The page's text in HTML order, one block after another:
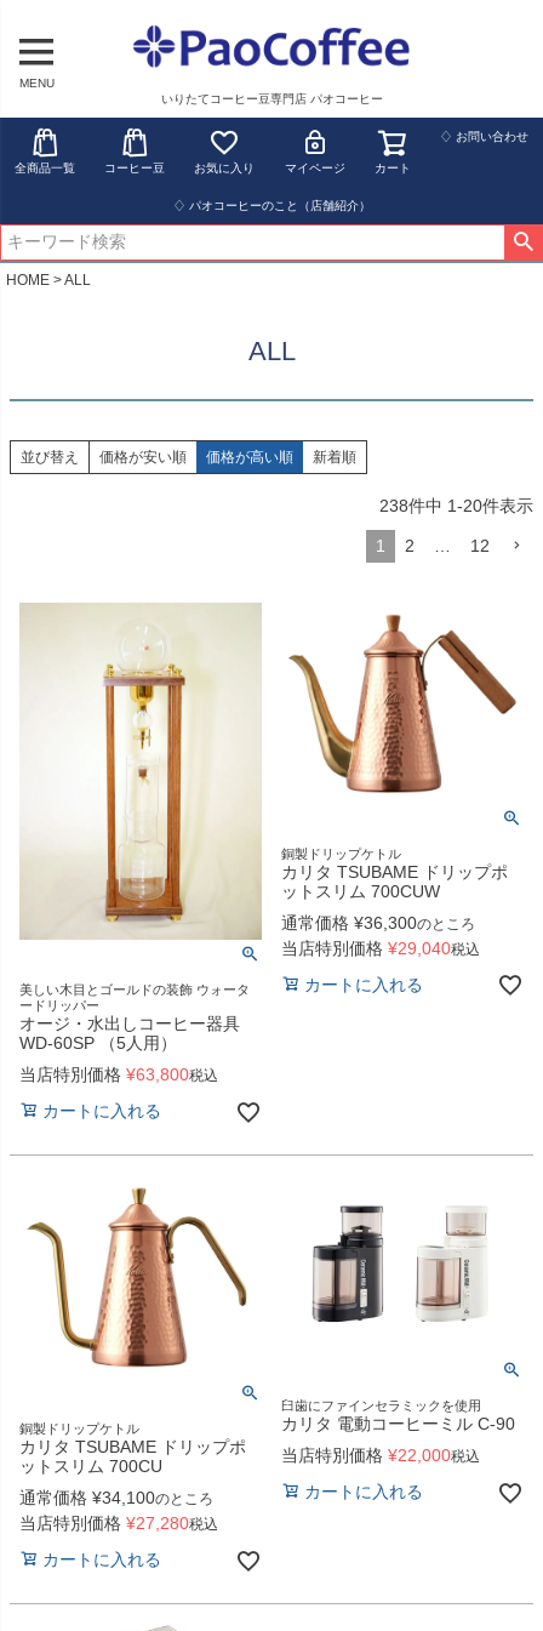
MENU
いりたてコーヒー豆専門店 パオコーヒー
全商品一覧 コーヒー豆 お気に入り マイページ カート
♢ お問い合わせ
♢ パオコーヒーのこと（店舗紹介）
HOME ALL
ALL
並び替え 価格が安い順 価格が高い順 新着順
238件中 1-20件表示
1 2 … 12
美しい木目とゴールドの装飾 ウォータ
ードリッパー
オージ・水出しコーヒー器具
WD-60SP （5人用）
当店特別価格 ¥63,800税込
カートに入れる
銅製ドリップケトル
カリタ TSUBAME ドリップポ
ットスリム 700CUW
通常価格 ¥36,300のところ
当店特別価格 ¥29,040税込
カートに入れる
銅製ドリップケトル
カリタ TSUBAME ドリップポ
ットスリム 700CU
通常価格 ¥34,100のところ
当店特別価格 ¥27,280税込
カートに入れる
臼歯にファインセラミックを使用
カリタ 電動コーヒーミル C-90
当店特別価格 ¥22,000税込
カートに入れる